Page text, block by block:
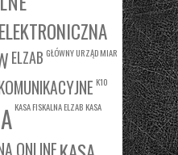
ELEKTRONICZNA
ELZAB GŁÓWNY URZĄD MIAR
K10
KASA FISKALNA ELZAB KASA
ONLINE